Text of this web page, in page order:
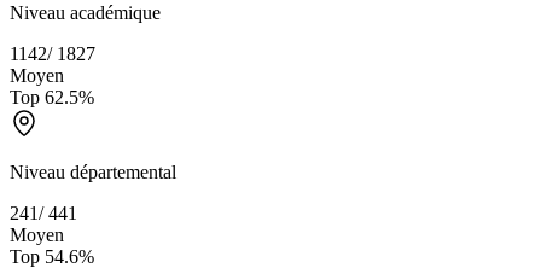
Niveau académique
1142/ 1827
Moyen
Top 62.5%
Niveau départemental
241/441
Moyen
Top 54.6%